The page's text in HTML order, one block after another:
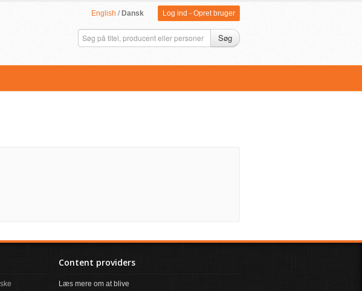
English / Dansk Log ind - Opret bruger
Søg
Content providers
Læs mere om at blive